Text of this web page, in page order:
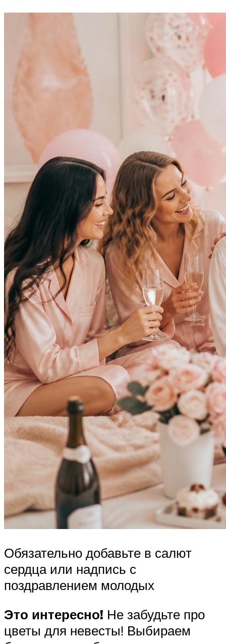
Обязательно добавьте в салют
сердца или надпись с
поздравлением молодых
Это интересно! Не забудьте про
цветы для невесты! Выбираем